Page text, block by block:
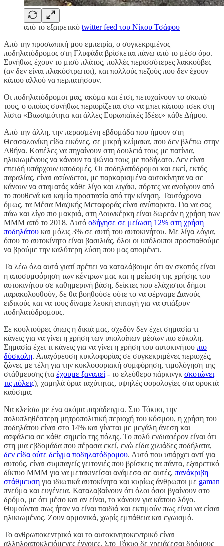
από το εξαιρετικό twitter feed του Νίκου Τσάφου
Από την προσωπική μου εμπειρία, ο συγκεκριμένος
ποδηλατόδρομος στη Γλυφάδα βρίσκεται πάνω από το μέσο όρο.
Συνήθως έχουν το μισό πλάτος, πολλές περισσότερες λακκούβες
(αν δεν είναι πλακόστρωτοι), και πολλούς πεζούς που δεν έχουν
κάπου αλλού να περπατήσουν.
Οι ποδηλατόδρομοι μας, ακόμα και έτσι, πετυχαίνουν το σκοπό
τους, ο οποίος συνήθως περιορίζεται στο να μπει κάποιο τσεκ στη
λίστα «Βιωσιμότητα και άλλες Ευρωπαϊκές Ιδέες» κάθε Δήμου.
Από την άλλη, την περασμένη εβδομάδα που ήμουν στη
Θεσσαλονίκη είδα εικόνες, σε μικρή κλίμακα, που δεν βλέπω στην
Αθήνα. Κοπέλες να πηγαίνουν στη δουλειά τους με πατίνια,
ηλικιωμένους να κάνουν τα ψώνια τους με ποδήλατο. Δεν είναι
επειδή υπάρχουν υποδομές. Οι ποδηλατόδρομοι και εκεί, εκτός
παραλίας, είναι ασύνδετοι, με παρκαρισμένα αυτοκίνητα να σε
κάνουν να σταματάς κάθε λίγο και λιγάκι, πόρτες να ανοίγουν από
το πουθενά και καμία προστασία από την κίνηση. Ταυτόχρονα
όμως, τα Μέσα Μαζικής Μεταφοράς είναι ανύπαρκτα. Για να σας
πάω και λίγο πιο μακριά, στη Δουνκέρκη είναι δωρεάν η χρήση των
ΜΜΜ από το 2018. Αυτό οδήγησε σε μείωση 12% στη χρήση
ποδηλάτου και μόλις 3% σε αυτή του αυτοκινήτου. Με λίγα λόγια,
όπου το αυτοκίνητο είναι βασιλιάς, όλοι οι υπόλοιποι προσπαθούμε
να βρούμε την καλύτερη λύση που μας απομένει.
Τα λέω όλα αυτά γιατί πρέπει να καταλάβουμε ότι αν σκοπός είναι
η αποσυμφόρηση των κέντρων μας και η μείωση της χρήσης του
αυτοκινήτου σε καθημερινή βάση, δείκτες που ελάχιστοι δήμοι
παρακολουθούν, δε θα βοηθούσε ούτε το να φέρναμε Δανούς
ειδικούς και να τους δίναμε λευκή επιταγή για να φτιάξουν
ποδηλατόδρομους.
Σε κουλτούρες όπως η δικιά μας, σχεδόν δεν έχει σημασία τι
κάνεις για να γίνει η χρήση των υπολοίπων μέσων πιο εύκολη.
Σημασία έχει τι κάνεις για να γίνει η χρήση του αυτοκινήτου πιο
δύσκολη. Απαγόρευση κυκλοφορίας σε συγκεκριμένες περιοχές,
ζώνες με τέλη για την κυκλοφοριακή συμφόρηση, τιμολόγηση της
στάθμευσης (τα έχουμε ξαναπεί - το ελεύθερο πάρκινγκ σκοτώνει
τις πόλεις), χαμηλά όρια ταχύτητας, υψηλές φορολογίες στα ορυκτά
καύσιμα.
Να κλείσω με ένα ακόμα παράδειγμα. Στο Τόκυο, την
πολυπληθέστερη μητροπολιτική περιοχή του κόσμου, η χρήση του
ποδηλάτου είναι στο 14% και γίνεται με μεγάλη άνεση και
ασφάλεια σε κάθε σημείο της πόλης. Το πολύ ενδιαφέρον είναι ότι
στη μια εβδομάδα που πέρασα εκεί, ενώ είδα χιλιάδες ποδήλατα,
δεν είδα ούτε δείγμα ποδηλατόδρομου. Αυτό που υπάρχει αντί για
αυτούς, είναι συμπαγείς γειτονιές που βρίσκεις τα πάντα, εξαιρετικό
δίκτυο ΜΜΜ για να μετακινείσαι ανάμεσα σε αυτές, πανάκριβη
στάθμευση για ιδιωτικά αυτοκίνητα και κυρίως άνθρωποι με gaman
πνεύμα και ευγένεια. Καταλαβαίνουν ότι όλοι όσοι βγαίνουν στο
δρόμο, με ότι μέσο και αν είναι, το κάνουν για κάποιο λόγο.
Θυμούνται πως ήταν να είναι παιδιά και εκτιμούν πως είναι να είσαι
ηλικιωμένος. Ζουν αρμονικά, χωρίς εμπάθεια και εγωισμό.
Το ανθρωποκεντρικό και το αυτοκινητοκεντρικό είναι
αλληλοαποκλειόμενες έννοιες. Στο Τόκυο δε χρειάζεσαι δρόμους